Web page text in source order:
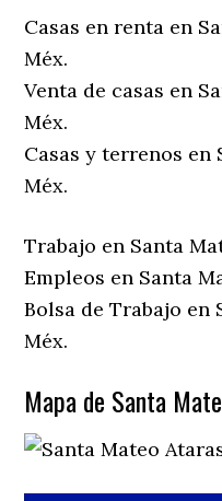
Casas en renta en
Méx.
Venta de casas en
Méx.
Casas y terrenos en
Méx.
Trabajo en Santa
Empleos en Santa
Bolsa de Trabajo en
Méx.
Mapa de Santa